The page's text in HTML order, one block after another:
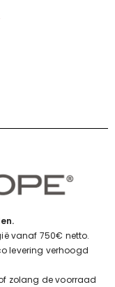
vanaf 750€ netto.
levering verhoogd
zolang de voorraad